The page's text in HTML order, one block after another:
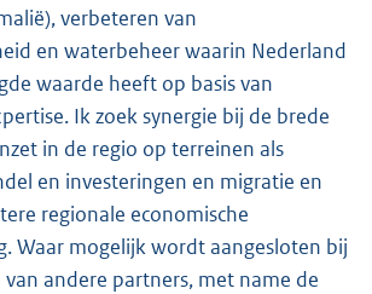
verbeteren van
en waterbeheer waarin Nederland
waarde heeft op basis van
Ik zoek synergie bij de brede
in de regio op terreinen als
en investeringen en migratie en
regionale economische
Waar mogelijk wordt aangesloten bij
andere partners, met name de